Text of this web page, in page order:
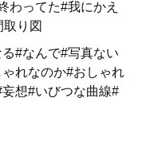
わってた#我にかえ
り図
#なんで#写真ない
れなのか#おしゃれ
想#いびつな曲線#